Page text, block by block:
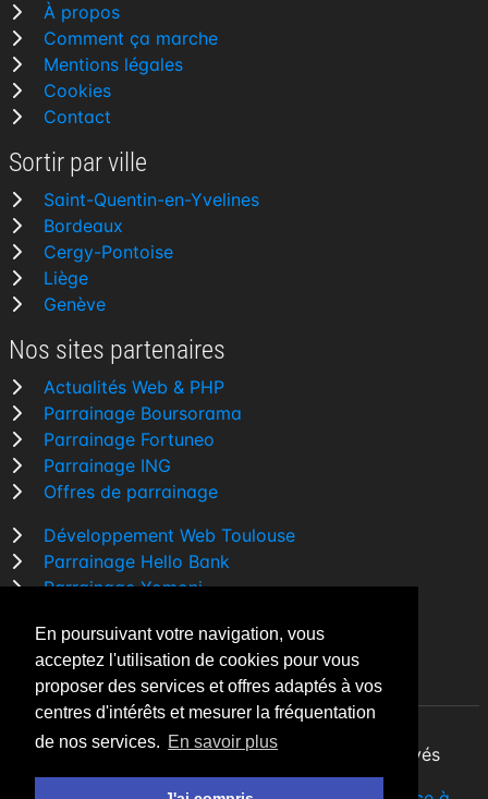
En poursuivant votre navigation, vous
acceptez l'utilisation de cookies pour vous
proposer des services et offres adaptés à vos
centres d'intérêts et mesurer la fréquentation
de nos services. En savoir plus
À propos
Comment ça marche
Mentions légales
Cookies
Contact
Sortir par ville
Saint-Quentin-en-Yvelines
Bordeaux
Cergy-Pontoise
Liège
Genève
Nos sites partenaires
Actualités Web & PHP
Parrainage Boursorama
Parrainage Fortuneo
Parrainage ING
Offres de parrainage
Développement Web Toulouse
Parrainage Hello Bank
Parrainage Yomoni
Comparatif banque
By Night v5.7.3| © 2026 - Tous droits réservés